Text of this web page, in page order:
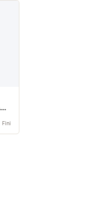
ChroniCards - L’histoire de la Grande Guerre
Fini